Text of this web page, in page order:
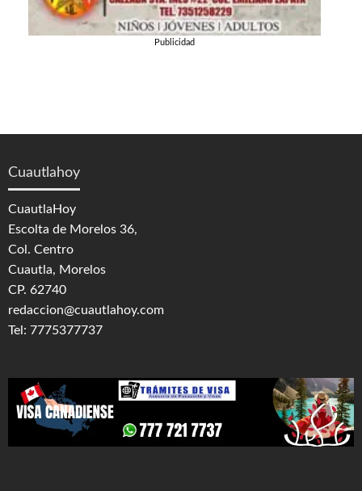
Publicidad
Cuautlahoy
CuautlaHoy
Escolta de Morelos 36,
Col. Centro
Cuautla, Morelos
CP. 62740
redaccion@cuautlahoy.com
Tel: 7775377737